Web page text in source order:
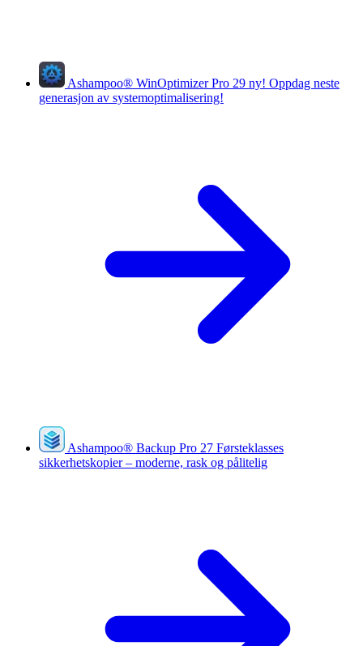
Ashampoo® WinOptimizer Pro 29 ny! Oppdag neste
generasjon av systemoptimalisering!
Ashampoo® Backup Pro 27 Førsteklasses
sikkerhetskopier – moderne, rask og pålitelig